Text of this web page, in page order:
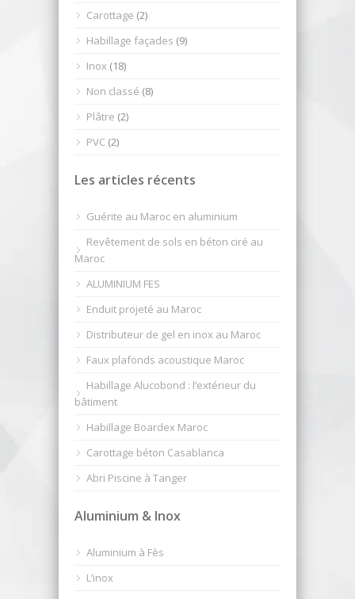
Carottage (2)
Habillage façades (9)
Inox (18)
Non classé (8)
Plâtre (2)
PVC (2)
Les articles récents
Guérite au Maroc en aluminium
Revêtement de sols en béton ciré au
Maroc
ALUMINIUM FES
Enduit projeté au Maroc
Distributeur de gel en inox au Maroc
Faux plafonds acoustique Maroc
Habillage Alucobond : l’extérieur du
bâtiment
Habillage Boardex Maroc
Carottage béton Casablanca
Abri Piscine à Tanger
Aluminium & Inox
Aluminium à Fès
L’inox